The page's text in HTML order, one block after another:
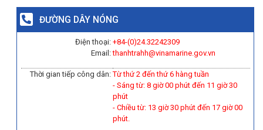
ĐƯỜNG DÂY NÓNG
Điện thoại:
Email:
+84-(0)24.32242309
thanhtrahh@vinamarine.gov.vn
Thời gian tiếp công dân:Từ thứ 2 đến thứ 6 hàng tuần
- Sáng từ: 8 giờ 00 phút đến 11 giờ 30
phút
- Chiều từ: 13 giờ 30 phút đến 17 giờ 00
phút.